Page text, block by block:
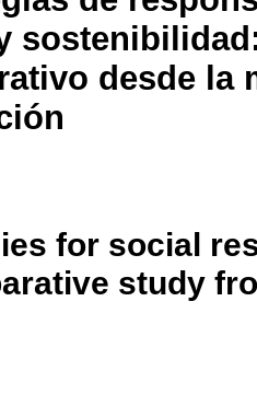
desde la
for social
study